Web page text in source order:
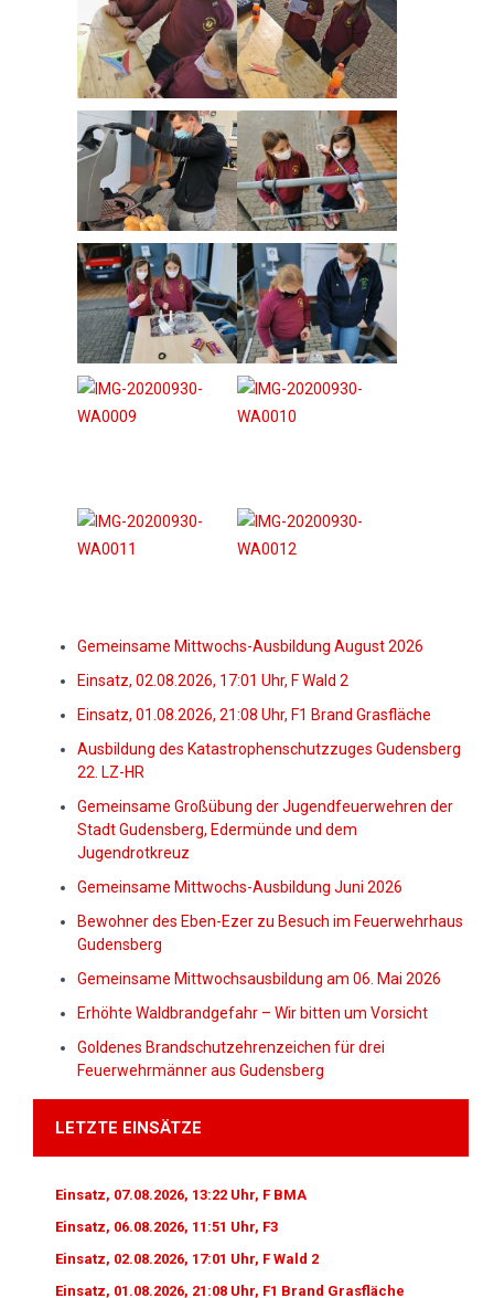
Gemeinsame Mittwochs-Ausbildung August 2026
Einsatz, 02.08.2026, 17:01 Uhr, F Wald 2
Einsatz, 01.08.2026, 21:08 Uhr, F1 Brand Grasfläche
Ausbildung des Katastrophenschutzzuges Gudensberg
22. LZ-HR
Gemeinsame Großübung der Jugendfeuerwehren der
Stadt Gudensberg, Edermünde und dem
Jugendrotkreuz
Gemeinsame Mittwochs-Ausbildung Juni 2026
Bewohner des Eben-Ezer zu Besuch im Feuerwehrhaus
Gudensberg
Gemeinsame Mittwochsausbildung am 06. Mai 2026
Erhöhte Waldbrandgefahr – Wir bitten um Vorsicht
Goldenes Brandschutzehrenzeichen für drei
Feuerwehrmänner aus Gudensberg
LETZTE EINSÄTZE
Einsatz, 07.08.2026, 13:22 Uhr, F BMA
Einsatz, 06.08.2026, 11:51 Uhr, F3
Einsatz, 02.08.2026, 17:01 Uhr, F Wald 2
Einsatz, 01.08.2026, 21:08 Uhr, F1 Brand Grasfläche